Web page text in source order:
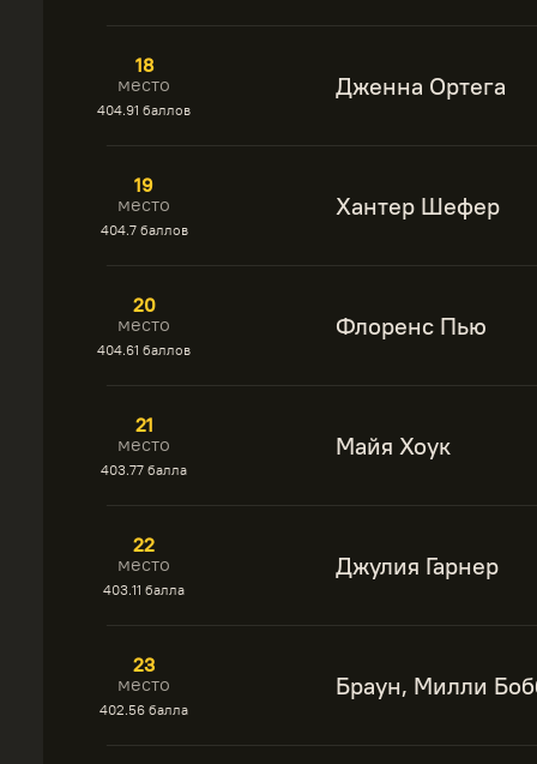
18
место
404.91 баллов
Дженна Ортега
19
место
404.7 баллов
Хантер Шефер
20
место
404.61 баллов
Флоренс Пью
21
место
403.77 балла
Майя Хоук
22
место
403.11 балла
Джулия Гарнер
23
место
402.56 балла
Браун, Милли